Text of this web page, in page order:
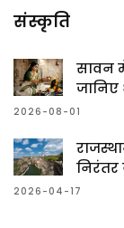
संस्कृति
सावन
जानिए
2026-08-01
2026-04-17